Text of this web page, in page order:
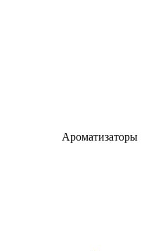
Ароматизаторы